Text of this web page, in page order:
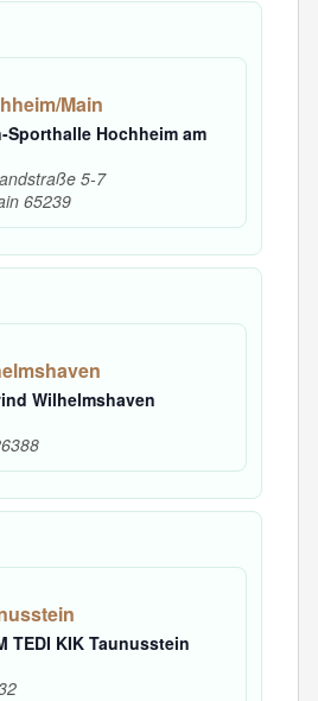
Main
Sporthalle Hochheim am
5-7
65239
Wilhelmshaven
TEDI KIK Taunusstein